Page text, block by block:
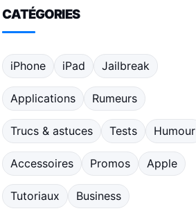
CATÉGORIES
iPhone iPad Jailbreak
Applications Rumeurs
Trucs & astuces Tests Humour
Accessoires Promos Apple
Tutoriaux Business